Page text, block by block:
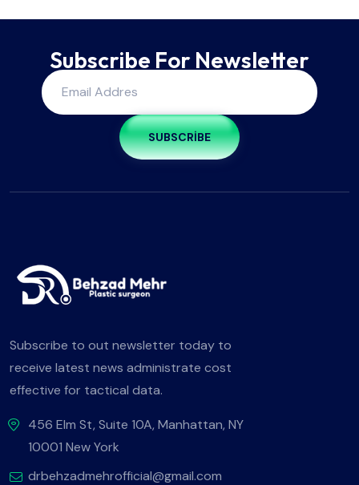
Subscribe For Newsletter
SUBSCRIBE
Subscribe to out newsletter today to
receive latest news administrate cost
effective for tactical data.
456 Elm St, Suite 10A, Manhattan, NY
10001 New York
drbehzadmehrofficial@gmail.com